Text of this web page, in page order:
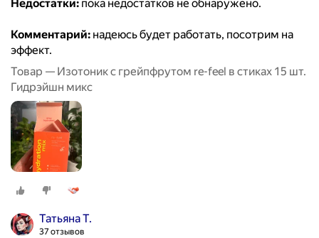
Недостатки: пока недостатков не обнаружено.
Комментарий: надеюсь будет работать, посотрим на
эффект.
Товар — Изотоник с грейпфрутом re-feel в стиках 15 шт.
Гидрэйшн микс
Татьяна Т.
37 отзывов